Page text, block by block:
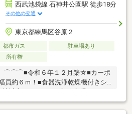
西武池袋線 石神井公園駅 徒歩18分
その他の交通
東京都練馬区谷原２
都市ガス
駐車場あり
所有権
令和６年１２月築☆■カーポ
員約６ｍ！■食器洗浄乾燥機付きシ
(セブンイレブン)まで約５００ｍの
池袋線「石神井公園」駅まで徒歩